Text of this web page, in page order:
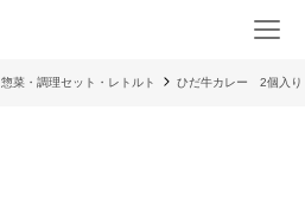
惣菜・調理セット・レトルト ひだ牛カレー 2個入り